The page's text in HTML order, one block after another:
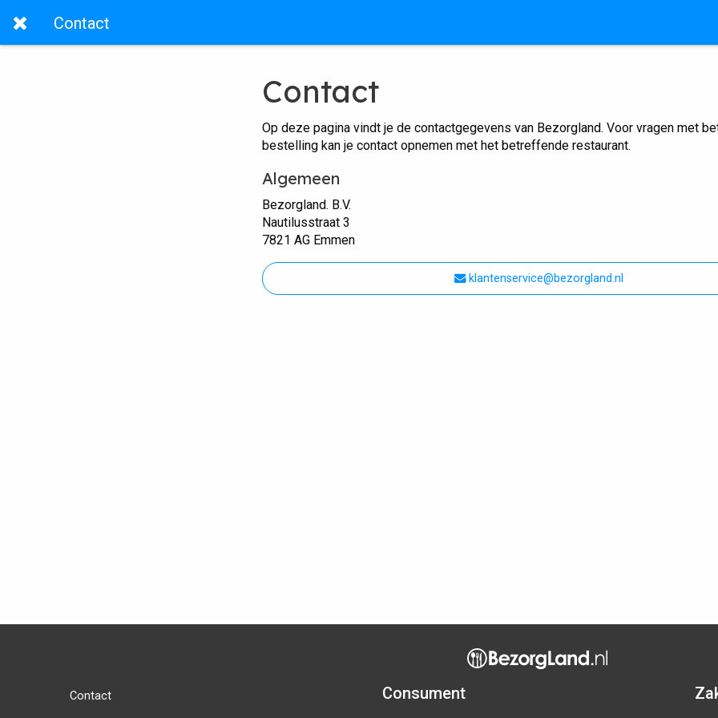
Contact
Contact
Op deze pagina vindt je de contactgegevens van Bezorgland. Voor vragen met
bestelling kan je contact opnemen met het betreffende restaurant.
Algemeen
Bezorgland. B.V.
Nautilusstraat 3
7821 AG Emmen
klantenservice@bezorgland.nl
Contact Consument